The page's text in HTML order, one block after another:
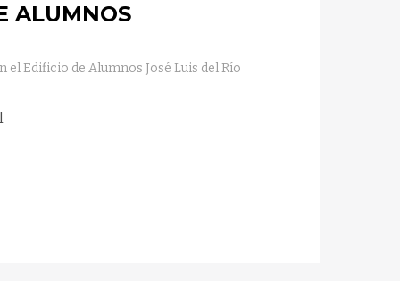
ALUMNOS
el Edificio de Alumnos José Luis del Río